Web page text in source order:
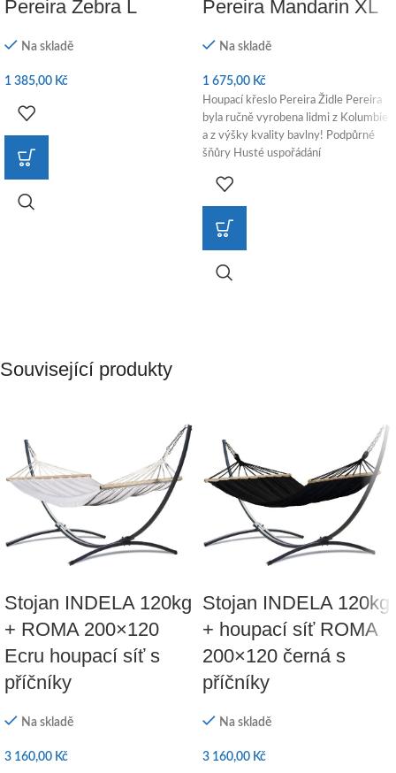
Pereira Zebra L
Na skladě
1 385,00 Kč
Pereira Mandarin XL
Na skladě
1 675,00 Kč
Houpací křeslo Pereira Židle Pereira
byla ručně vyrobena lidmi z Kolumbie
a z výšky kvality bavlny! Podpůrné
šňůry Husté uspořádání
Související produkty
Stojan INDELA 120kg
+ ROMA 200×120
Ecru houpací síť s
příčníky
Na skladě
3 160,00 Kč
Stojan INDELA 120kg
+ houpací síť ROMA
200×120 černá s
příčníky
Na skladě
3 160,00 Kč